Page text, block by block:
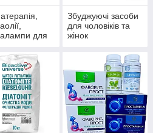
для
Збуджуючі засоби
для чоловіків та
жінок